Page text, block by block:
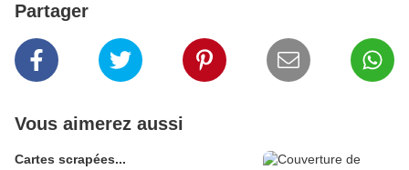
Partager
Vous aimerez aussi
Cartes scrapées...